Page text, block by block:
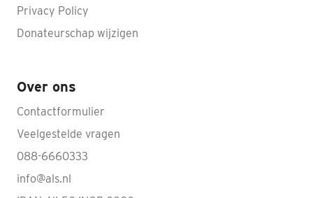
Privacy Policy
Donateurschap wijzigen
Over ons
Contactformulier
Veelgestelde vragen
088-6660333
info@als.nl